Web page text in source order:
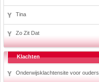
Tina
Zo Zit Dat
Klachten
Onderwijsklachtensite voor ouders